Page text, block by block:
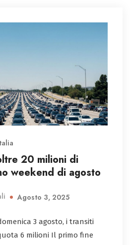
20 milioni di
weekend di agosto
Agosto 3, 2025
3 agosto, i transiti
6 milioni Il primo fine